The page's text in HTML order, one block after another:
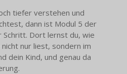
tiefer verstehen und
dann ist Modul 5 der
Schritt. Dort lernst du, wie
nur liest, sondern im
dein Kind, und genau da